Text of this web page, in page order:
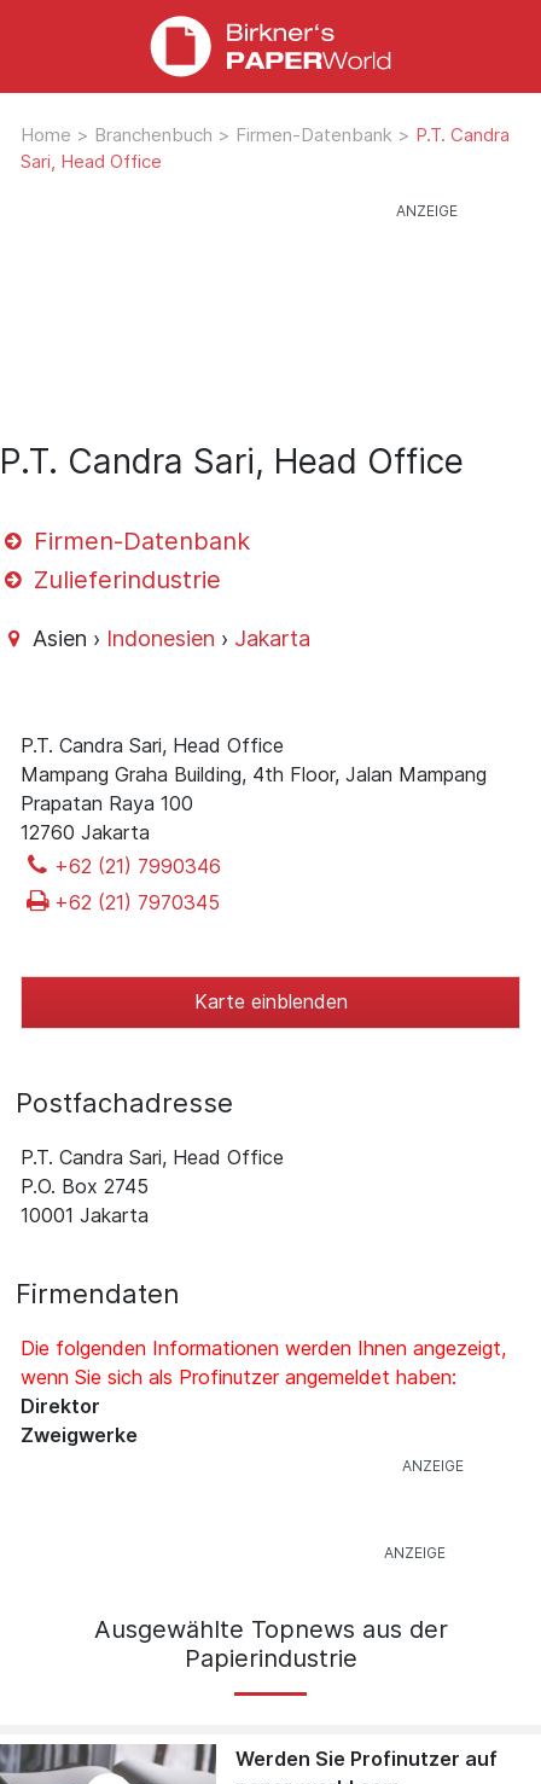
Home > Branchenbuch > Firmen-Datenbank > P.T. Candra
Sari, Head Office
P.T. Candra Sari, Head Office
Firmen-Datenbank
Zulieferindustrie
Asien › Indonesien › Jakarta
P.T. Candra Sari, Head Office
Mampang Graha Building, 4th Floor, Jalan Mampang
Prapatan Raya 100
12760 Jakarta
+62 (21) 7990346
+62 (21) 7970345
Karte einblenden
Postfachadresse
P.T. Candra Sari, Head Office
P.O. Box 2745
10001 Jakarta
Firmendaten
Die folgenden Informationen werden Ihnen angezeigt,
wenn Sie sich als Profinutzer angemeldet haben:
Direktor
Zweigwerke
Ausgewählte Topnews aus der
Papierindustrie
Werden Sie Profinutzer auf